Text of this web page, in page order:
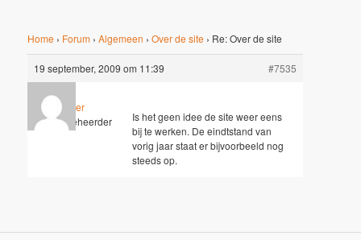
Home › Forum › Algemeen › Over de site › Re: Over de site
19 september, 2009 om 11:39 #7535
Wouter
Sleutelbeheerder
Is het geen idee de site weer eens
bij te werken. De eindtstand van
vorig jaar staat er bijvoorbeeld nog
steeds op.